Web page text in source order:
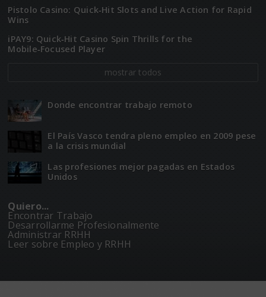
Pistolo Casino: Quick‑Hit Slots and Live Action for Rapid
Wins
iPAY9: Quick‑Hit Casino Spin Thrills for the
Mobile‑Focused Player
mostrar todos
Donde encontrar trabajo remoto
El Paí­­s Vasco tendra pleno empleo en 2009 pese
a la crisis mundial
Las profesiones mejor pagadas en Estados
Unidos
Quiero...
Encontrar Trabajo
Desarrollarme Profesionalmente
Administrar RRHH
Leer sobre Empleo y RRHH